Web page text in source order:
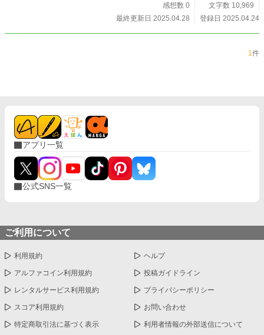
感想数 0
文字数 10,969
最終更新日 2025.04.28
登録日 2025.04.24
1件
アプリ一覧
公式SNS一覧
ご利用について
利用規約 ヘルプ
アルファコイン利用規約 投稿ガイドライン
レンタルサービス利用規約 プライバシーポリシー
スコア利用規約 お問い合わせ
特定商取引法に基づく表示 利用者情報の外部送信について